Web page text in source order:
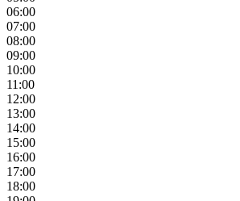
06:00
07:00
08:00
09:00
10:00
11:00
12:00
13:00
14:00
15:00
16:00
17:00
18:00